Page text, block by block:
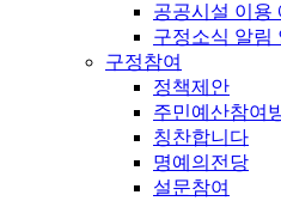
공공시설 이용
구정소식 알림
구정참여
정책제안
주민예산참여
칭찬합니다
명예의전당
설문참여